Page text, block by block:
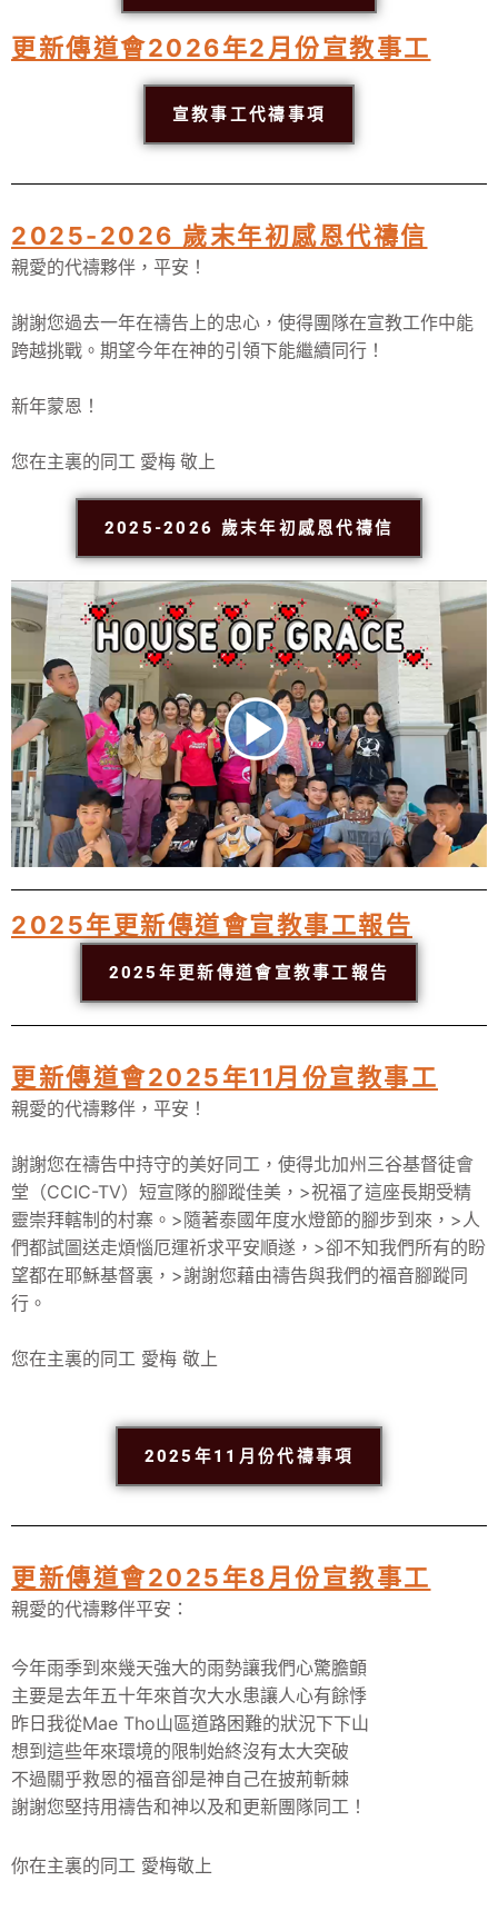
更新傳道會2026年2月份宣教事工
宣教事工代禱事項
2025-2026 歲末年初感恩代禱信
親愛的代禱夥伴，平安！
謝謝您過去一年在禱告上的忠心， 使得團隊在宣教工作中能
跨越挑戰。 期望今年在神的引領下能繼續同行！
新年蒙恩！
您在主裏的同工 愛梅 敬上
2025-2026 歲末年初感恩代禱信
2025年更新傳道會宣教事工報告
2025年更新傳道會宣教事工報告
更新傳道會2025年11月份宣教事工
親愛的代禱夥伴，平安！
謝謝您在禱告中持守的美好同工，使得北加州三谷基督徒會
堂（CCIC-TV）短宣隊的腳蹤佳美，>祝福了這座長期受精
靈崇拜轄制的村寨。>隨著泰國年度水燈節的腳步到來，>人
們都試圖送走煩惱厄運祈求平安順遂，>卻不知我們所有的盼
望都在耶穌基督裏，>謝謝您藉由禱告與我們的福音腳蹤同
行。
您在主裏的同工 愛梅 敬上
2025年11月份代禱事項
更新傳道會2025年8月份宣教事工
親愛的代禱夥伴平安：
今年雨季到來幾天強大的雨勢讓我們心驚膽顫
主要是去年五十年來首次大水患讓人心有餘悸
昨日我從Mae Tho山區道路困難的狀況下下山
想到這些年來環境的限制始終沒有太大突破
不過關乎救恩的福音卻是神自己在披荊斬棘
謝謝您堅持用禱告和神以及和更新團隊同工！
你在主裏的同工 愛梅敬上